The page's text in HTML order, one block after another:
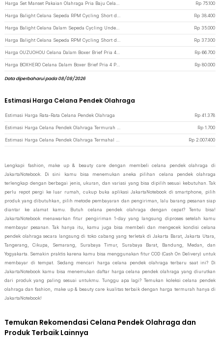
Rp 75.100
Rp 38.400
Rp 35.000
Rp 37.300
Rp 66.700
Rp 80.000
Data diperbaharui pada 08/08/2026
Estimasi Harga Celana Pendek Olahraga
Estimasi Harga Rata-Rata Celana Pendek Olahraga Rp 41.378
Rp 1.700
Rp 2.007.400
Lengkapi fashion, make up & beauty care dengan membeli celana pendek olahraga di
JakartaNotebook. Di sini kamu bisa menemukan aneka pilihan celana pendek olahraga
terlengkap dengan berbagai jenis, ukuran, dan variasi yang bisa dipilih sesuai kebutuhan. Tak
perlu repot pergi ke luar rumah, cukup buka aplikasi JakartaNotebook di smartphone, pilih
produk yang dibutuhkan, pilih metode pembayaran dan pengiriman, lalu barang pesanan siap
diantar ke alamat kamu. Butuh celana pendek olahraga dengan cepat? Tentu bisa!
JakartaNotebook menawarkan fitur pengiriman 1-day yang langsung diproses setelah kamu
membayar pesanan. Tak hanya itu, kamu juga bisa membeli dan mengecek kondisi celana
pendek olahraga secara langsung di toko cabang yang terletak di Jakarta Barat, Jakarta Utara,
Tangerang, Cikupa, Semarang, Surabaya Timur, Surabaya Barat, Bandung, Medan, dan
Yogyakarta. Semakin praktis karena kamu bisa menggunakan fitur COD (Cash On Delivery) untuk
membayar di tempat. Sedang mencari harga celana pendek olahraga terbaru saat ini? Di
JakartaNotebook kamu bisa menemukan daftar harga celana pendek olahraga yang diurutkan
dari produk yang paling sesuai untukmu. Tunggu apa lagi? Temukan koleksi celana pendek
olahraga dan fashion, make up & beauty care kualitas terbaik dengan harga termurah hanya di
JakartaNotebook!
Temukan Rekomendasi Celana Pendek Olahraga dan
Produk Terbaik Lainnya